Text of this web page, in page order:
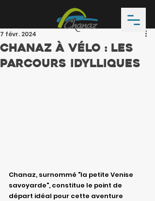
Chanaz à vélo : les
parcours idylliques
7 févr. 2024
Chanaz, surnommé "la petite Venise
savoyarde", constitue le point de
départ idéal pour cette aventure